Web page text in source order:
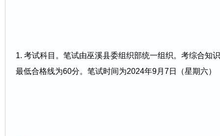
1. 考试科目。笔试由巫溪县委组织部统一组织。考综合知
最低合格线为60分。笔试时间为2024年9月7日（星期六）